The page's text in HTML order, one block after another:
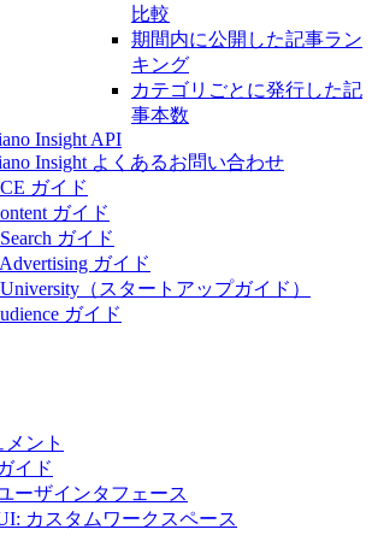
比較
期間内に公開した記事ラン
キング
カテゴリごとに発行した記
事本数
Insight API
Insight よくあるお問い合わせ
ガイド
ガイド
ガイド
ガイド
University（スタートアップガイド）
ガイド
ント
イド
ーザインタフェース
カスタムワークスペース